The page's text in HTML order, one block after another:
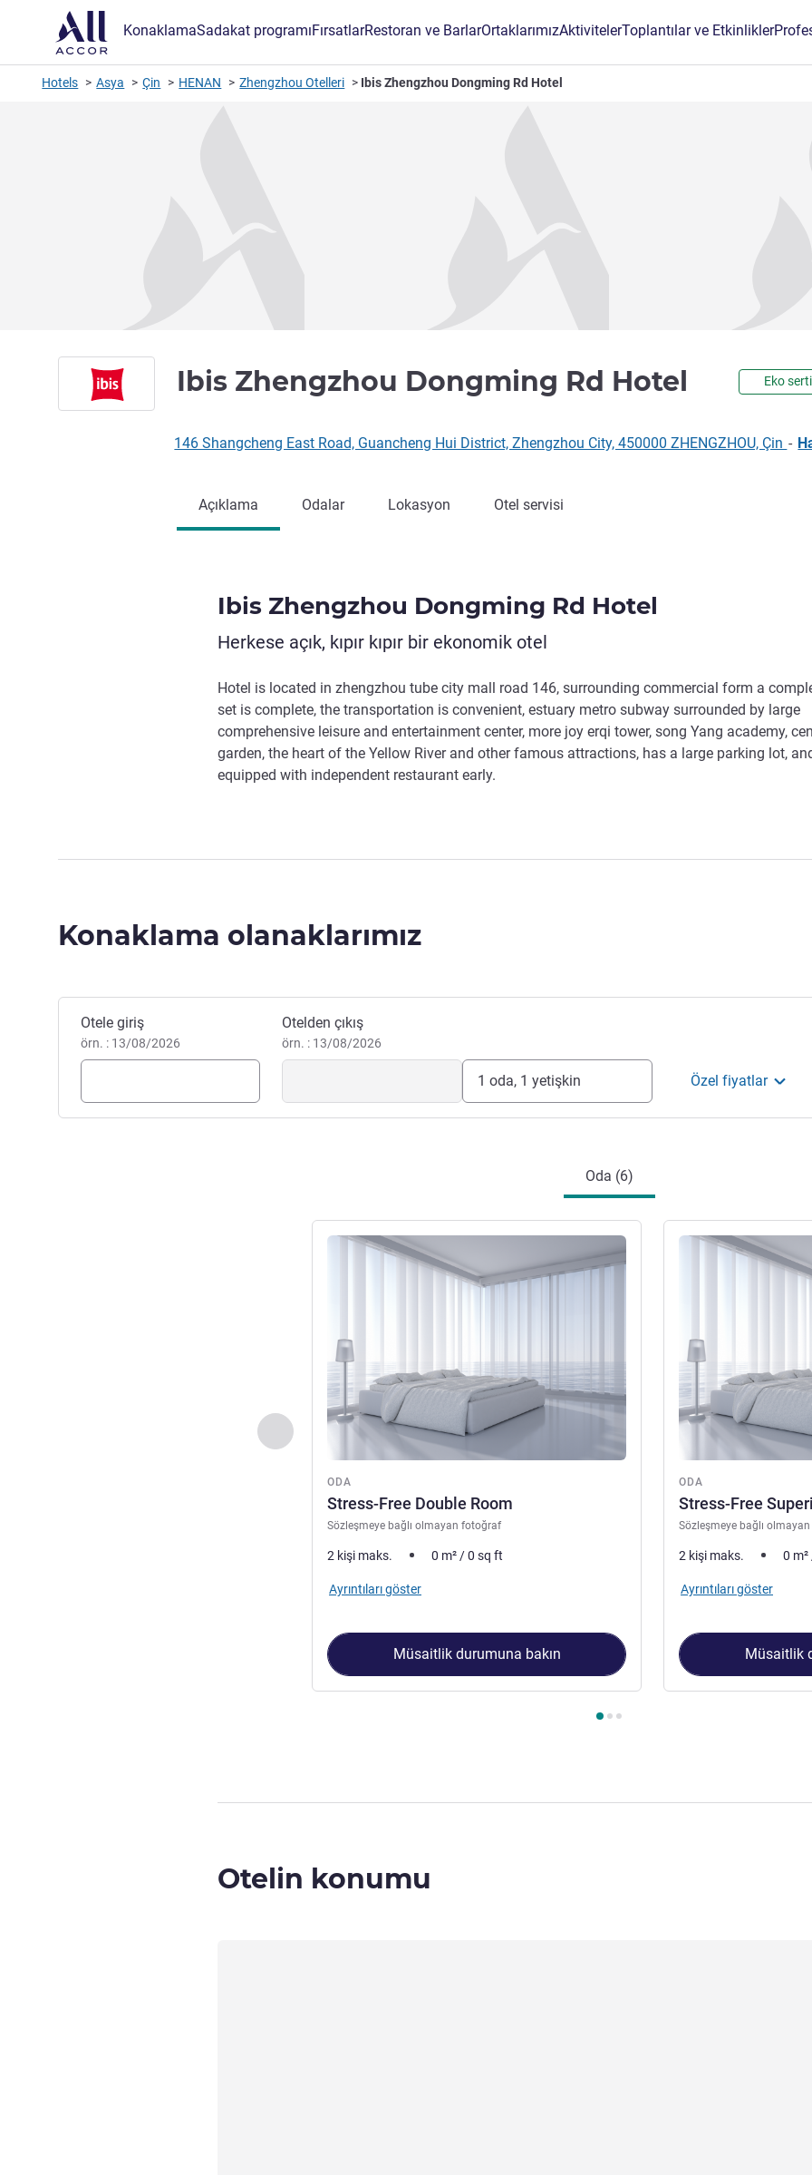
KonaklamaSadakat programıFırsatlarRestoran ve BarlarOrtaklarımızAktivitelerToplantılar ve Etkinlikler
Hotels Asya Çin HENAN Zhengzhou Otelleri Ibis Zhengzhou Dongming Rd Hotel
Ibis Zhengzhou Dongming Rd Hotel 3 yıldız
Eko
146 Shangcheng East Road, Guancheng Hui District, Zhengzhou City, 450000 ZHENGZHOU, Çin -
Açıklama Odalar Lokasyon Otel servisi
Ibis Zhengzhou Dongming Rd Hotel
Herkese açık, kıpır kıpır bir ekonomik otel
Hotel is located in zhengzhou tube city mall road 146, surrounding commercial form a
set is complete, the transportation is convenient, estuary metro subway surrounded by large
comprehensive leisure and entertainment center, more joy erqi tower, song Yang academy,
garden, the heart of the Yellow River and other famous attractions, has a large parking lot,
equipped with independent restaurant early.
Konaklama olanaklarımız
Bu otelde rezervasyon yaptırın
Otele giriş
örn. : 13/08/2026
Otelden çıkış
örn. : 13/08/2026
1 oda, 1 yetişkin Özel fiyatlar
Oda (6)
Önceki - Oda
ODA
Stress-Free Double Room
Sözleşmeye bağlı olmayan fotoğraf
Ayrıntıları göster
2 kişi maks. 0 m² /0 sq ft
Ayrıntıları göster
Müsaitlik durumuna bakın
ODA
Stress-Free
Sözleşmeye bağlı
Ayrıntıları göster
2 kişi maks. 0 m²
Ayrıntıları göster
Müsaitlik
Otelin konumu